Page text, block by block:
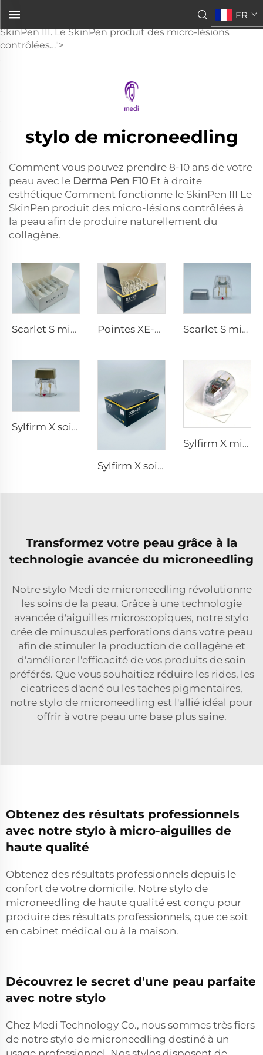
et, chez RightHand Aesthetic, comment fonctionne le
SkinPen III. Le SkinPen produit des micro-lésions
contrôlées…">
FR
stylo de microneedling
Comment vous pouvez prendre 8-10 ans de votre
peau avec le Derma Pen F10 Et à droite
esthétique Comment fonctionne le SkinPen III Le
SkinPen produit des micro-lésions contrôlées à
la peau afin de produire naturellement du
collagène.
Scarlet S microneedling rf électrodes bipolaires embout jetable 25 broches Pointes XE-25 de microneedling Sylfirm X rf Scarlet S microneedling rf électrodes bipolaires embout jetable 25 broches
Sylfirm X soins de la peau par microneedling rf embouts Sylfirm X X-25
Sylfirm X soins de la peau par microneedling rf embouts Sylfirm X XB-49
Sylfirm X microneedling rf tip Sylfirm X XE-25 cartouche de Viol
Transformez votre peau grâce à la
technologie avancée du microneedling
Notre stylo Medi de microneedling révolutionne
les soins de la peau. Grâce à une technologie
avancée d'aiguilles microscopiques, notre stylo
crée de minuscules perforations dans votre peau
afin de stimuler la production de collagène et
d'améliorer l'efficacité de vos produits de soin
préférés. Que vous souhaitiez réduire les rides, les
cicatrices d'acné ou les taches pigmentaires,
notre stylo de microneedling est l'allié idéal pour
offrir à votre peau une base plus saine.
Obtenez des résultats professionnels
avec notre stylo à micro-aiguilles de
haute qualité
Obtenez des résultats professionnels depuis le
confort de votre domicile. Notre stylo de
microneedling de haute qualité est conçu pour
produire des résultats professionnels, que ce soit
en cabinet médical ou à la maison.
Découvrez le secret d'une peau parfaite
avec notre stylo
Chez Medi Technology Co., nous sommes très fiers
de notre stylo de microneedling destiné à un